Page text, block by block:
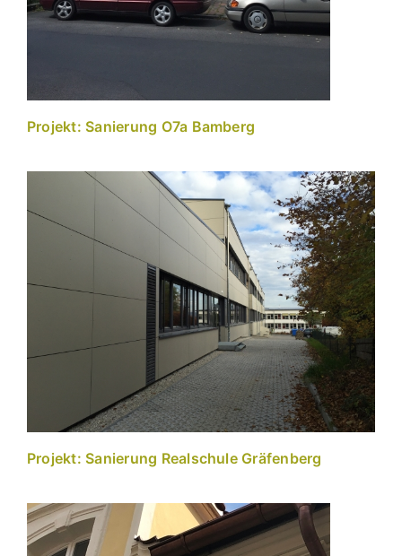
Projekt: Sanierung O7a Bamberg
Projekt: Sanierung Realschule Gräfenberg